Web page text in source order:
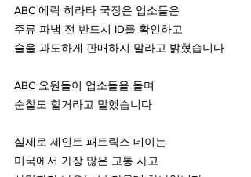
ABC 에릭 히라타 국장은 업소들은
주류 파냄 전 반드시 ID를 확인하고
술을 과도하게 판매하지 말라고 밝혔습니다
ABC 요원들이 업소들을 돌며
순찰도 할거라고 말했습니다
실제로 세인트 패트릭스 데이는
미국에서 가장 많은 교통 사고